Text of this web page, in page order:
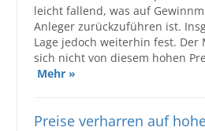
leicht fallend, was auf
Anleger zurückzuführen ist.
Lage jedoch weiterhin fest. Der
sich nicht von diesem hohen
Mehr »
Preise verharren auf